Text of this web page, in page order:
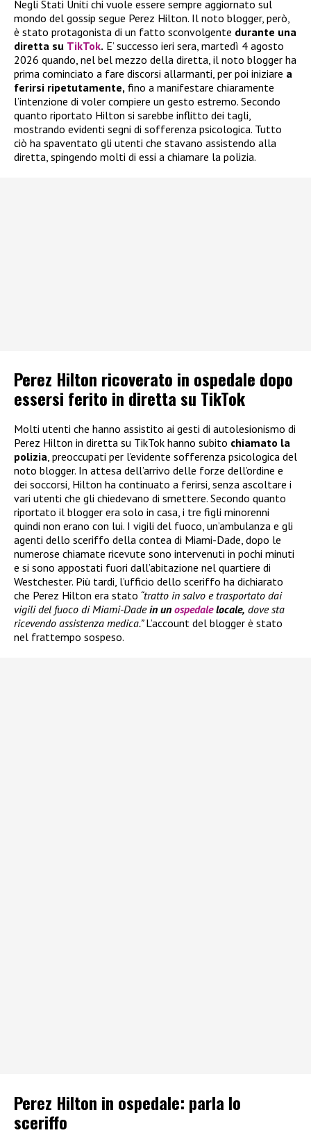
Negli Stati Uniti chi vuole essere sempre aggiornato sul
mondo del gossip segue Perez Hilton. Il noto blogger, però,
è stato protagonista di un fatto sconvolgente durante una
diretta su TikTok. E’ successo ieri sera, martedì 4 agosto
2026 quando, nel bel mezzo della diretta, il noto blogger ha
prima cominciato a fare discorsi allarmanti, per poi iniziare a
ferirsi ripetutamente, fino a manifestare chiaramente
l’intenzione di voler compiere un gesto estremo. Secondo
quanto riportato Hilton si sarebbe inflitto dei tagli,
mostrando evidenti segni di sofferenza psicologica. Tutto
ciò ha spaventato gli utenti che stavano assistendo alla
diretta, spingendo molti di essi a chiamare la polizia.
Perez Hilton ricoverato in ospedale dopo
essersi ferito in diretta su TikTok
Molti utenti che hanno assistito ai gesti di autolesionismo di
Perez Hilton in diretta su TikTok hanno subito chiamato la
polizia, preoccupati per l’evidente sofferenza psicologica del
noto blogger. In attesa dell’arrivo delle forze dell’ordine e
dei soccorsi, Hilton ha continuato a ferirsi, senza ascoltare i
vari utenti che gli chiedevano di smettere. Secondo quanto
riportato il blogger era solo in casa, i tre figli minorenni
quindi non erano con lui. I vigili del fuoco, un’ambulanza e gli
agenti dello sceriffo della contea di Miami-Dade, dopo le
numerose chiamate ricevute sono intervenuti in pochi minuti
e si sono appostati fuori dall’abitazione nel quartiere di
Westchester. Più tardi, l’ufficio dello sceriffo ha dichiarato
che Perez Hilton era stato “tratto in salvo e trasportato dai
vigili del fuoco di Miami-Dadein un ospedalelocale, dove sta
ricevendo assistenza medica.”L’account del blogger è stato
nel frattempo sospeso.
Perez Hilton in ospedale: parla lo
sceriffo